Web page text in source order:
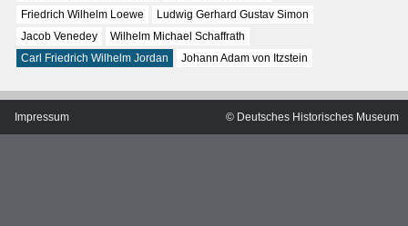
Interaktive Karte
Friedrich Wilhelm Loewe
Ludwig Gerhard Gustav Simon
Jacob Venedey
Wilhelm Michael Schaffrath
Carl Friedrich Wilhelm Jordan
Johann Adam von Itzstein
Impressum © Deutsches Historisches Museum